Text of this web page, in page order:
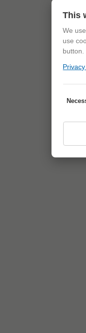
This
We
use
button.